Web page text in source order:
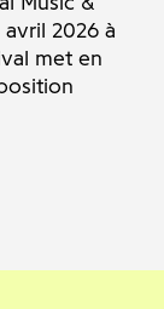
2026 à
met en